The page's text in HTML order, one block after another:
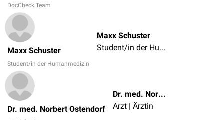
DocCheck Team
Maxx Schuster
Student/in der Humanmedizin
Maxx Schuster
Student/in der Humanmedizin
Dr. med. Norbert Ostendorf
Dr. med. Norbert Ostendorf
Arzt | Ärztin